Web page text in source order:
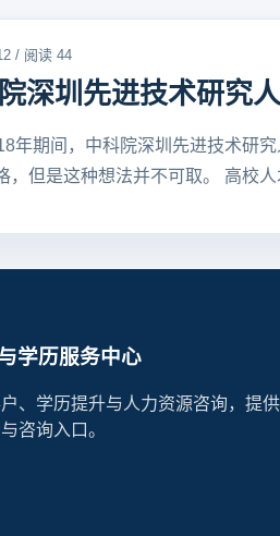
/ 阅读 44
深圳先进技术研究
年期间，中科院深圳先进技术研
，但是这种想法并不可取。 高校人
学历服务中心
、学历提升与人力资源咨询，提
咨询入口。